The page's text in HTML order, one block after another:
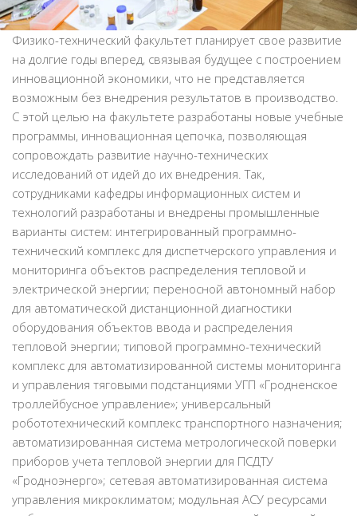
Физико-технический факультет планирует свое развитие
на долгие годы вперед, связывая будущее с построением
инновационной экономики, что не представляется
возможным без внедрения результатов в производство.
С этой целью на факультете разработаны новые учебные
программы, инновационная цепочка, позволяющая
сопровождать развитие научно-технических
исследований от идей до их внедрения. Так,
сотрудниками кафедры информационных систем и
технологий разработаны и внедрены промышленные
варианты систем: интегрированный программно-
технический комплекс для диспетчерского управления и
мониторинга объектов распределения тепловой и
электрической энергии; переносной автономный набор
для автоматической дистанционной диагностики
оборудования объектов ввода и распределения
тепловой энергии; типовой программно-технический
комплекс для автоматизированной системы мониторинга
и управления тяговыми подстанциями УГП «Гродненское
троллейбусное управление»; универсальный
робототехнический комплекс транспортного назначения;
автоматизированная система метрологической поверки
приборов учета тепловой энергии для ПСДТУ
«Гродноэнерго»; сетевая автоматизированная система
управления микроклиматом; модульная АСУ ресурсами